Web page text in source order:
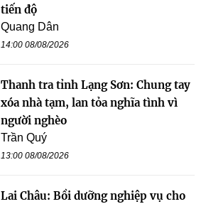
tiến độ
Quang Dân
14:00 08/08/2026
Thanh tra tỉnh Lạng Sơn: Chung tay
xóa nhà tạm, lan tỏa nghĩa tình vì
người nghèo
Trần Quý
13:00 08/08/2026
Lai Châu: Bồi dưỡng nghiệp vụ cho